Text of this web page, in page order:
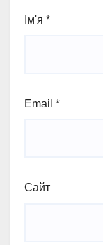
Ім'я *
Email *
Сайт